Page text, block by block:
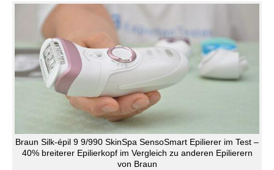
Braun Silk-épil 9 9/990 SkinSpa SensoSmart Epilierer im Test –
40% breiterer Epilierkopf im Vergleich zu anderen Epilierern
von Braun